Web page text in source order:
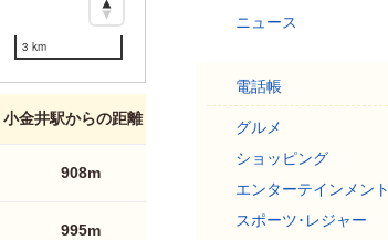
3 km
小金井駅からの距離
908m
995m
ニュース
電話帳
グルメ
ショッピング
エンターテインメント
スポーツ･レジャー